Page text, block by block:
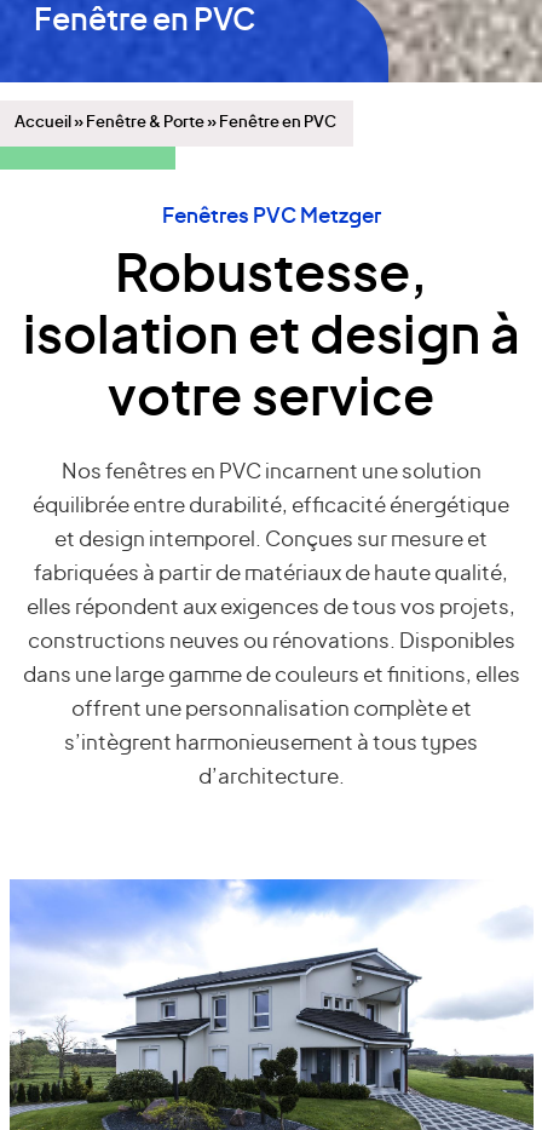
Fenêtre en PVC
Accueil » Fenêtre & Porte» Fenêtre en PVC
Fenêtres PVC Metzger
Robustesse,
isolation et design à
votre service
Nos fenêtres en PVC incarnent une solution
équilibrée entre durabilité, efficacité énergétique
et design intemporel. Conçues sur mesure et
fabriquées à partir de matériaux de haute qualité,
elles répondent aux exigences de tous vos projets,
constructions neuves ou rénovations. Disponibles
dans une large gamme de couleurs et finitions, elles
offrent une personnalisation complète et
s’intègrent harmonieusement à tous types
d’architecture.